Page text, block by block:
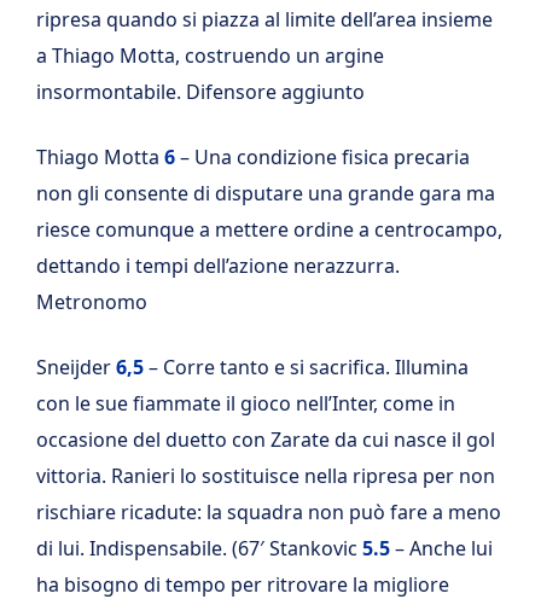
ripresa quando si piazza al limite dell’area insieme
a Thiago Motta, costruendo un argine
insormontabile. Difensore aggiunto
Thiago Motta 6– Una condizione fisica precaria
non gli consente di disputare una grande gara ma
riesce comunque a mettere ordine a centrocampo,
dettando i tempi dell’azione nerazzurra.
Metronomo
Sneijder6,5– Corre tanto e si sacrifica. Illumina
con le sue fiammate il gioco nell’Inter, come in
occasione del duetto con Zarate da cui nasce il gol
vittoria. Ranieri lo sostituisce nella ripresa per non
rischiare ricadute: la squadra non può fare a meno
di lui. Indispensabile. (67′ Stankovic 5.5– Anche lui
ha bisogno di tempo per ritrovare la migliore